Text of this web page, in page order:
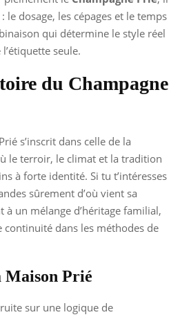
le dosage, les cépages et le temps
qui détermine le style réel
seule.
du Champagne
s’inscrit dans celle de la
le terroir, le climat et la tradition
à forte identité. Si tu t’intéresses
sûrement d’où vient sa
un mélange d’héritage familial,
continuité dans les méthodes de
Maison Prié
sur une logique de